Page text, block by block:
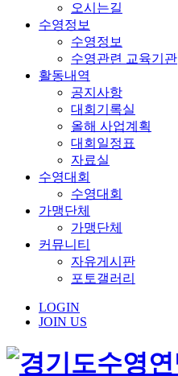
오시는길
수영정보
수영정보
수영관련 교육기관
활동내역
공지사항
대회기록실
올해 사업계획
대회일정표
자료실
수영대회
수영대회
가맹단체
가맹단체
커뮤니티
자유게시판
포토갤러리
LOGIN
JOIN US